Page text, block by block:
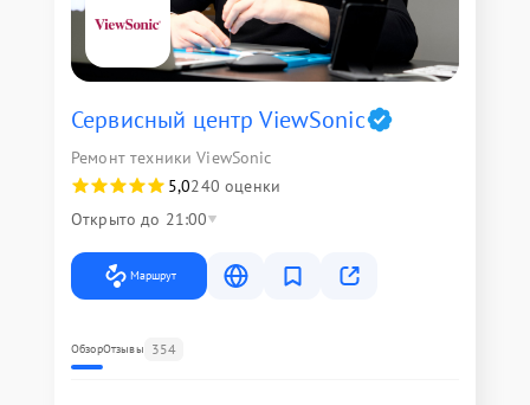
Сервисный центр ViewSonic
Ремонт техники ViewSonic
5,0240 оценки
Открыто до 21:00
Маршрут
ОбзорОтзывы 354